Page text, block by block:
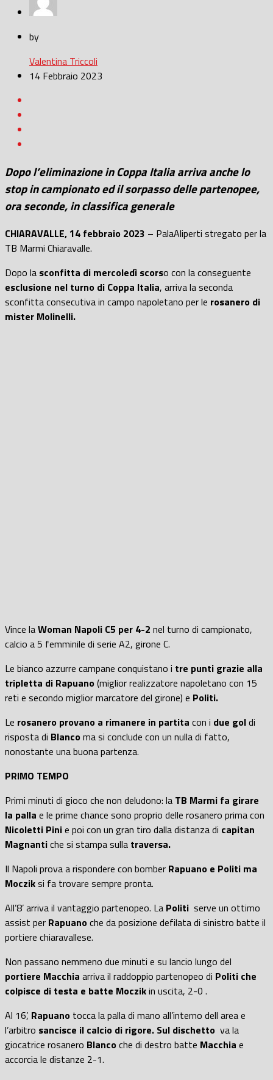
by
Valentina Triccoli
14 Febbraio 2023
Dopo l’eliminazione in Coppa Italia arriva anche lo
stop in campionato ed il sorpasso delle partenopee,
ora seconde, in classifica generale
CHIARAVALLE, 14 febbraio 2023 – PalaAliperti stregato per la
TB Marmi Chiaravalle.
Dopo la sconfitta di mercoledì scorso con la conseguente
esclusione nel turno di Coppa Italia, arriva la seconda
sconfitta consecutiva in campo napoletano per le rosanero di
mister Molinelli.
Vince laWoman Napoli C5 per 4-2 nel turno di campionato,
calcio a 5 femminile di serie A2, girone C.
Le bianco azzurre campane conquistano i tre punti grazie alla
tripletta di Rapuano(miglior realizzatore napoletano con 15
reti e secondo miglior marcatore del girone) e Politi.
Le rosanero provano a rimanere in partita con i due goldi
risposta di Blancoma si conclude con un nulla di fatto,
nonostante una buona partenza.
PRIMO TEMPO
Primi minuti di gioco che non deludono: la TB Marmi fa girare
la palla e le prime chance sono proprio delle rosanero prima con
Nicoletti Pinie poi con un gran tiro dalla distanza di capitan
Magnantiche si stampa sulla traversa.
Il Napoli prova a rispondere con bomber Rapuano e Politi ma
Mocziksi fa trovare sempre pronta.
All’8’ arriva il vantaggio partenopeo. La Politi serve un ottimo
assist per Rapuanoche da posizione defilata di sinistro batte il
portiere chiaravallese.
Non passano nemmeno due minuti e su lancio lungo del
portiere Macchia arriva il raddoppio partenopeo di Politi che
colpisce di testa e batte Moczikin uscita, 2-0 .
Al 16’, Rapuano tocca la palla di mano all’interno dell area e
l’arbitro sancisce il calcio di rigore. Sul dischetto va la
giocatrice rosanero Blancoche di destro batte Macchia e
accorcia le distanze 2-1.